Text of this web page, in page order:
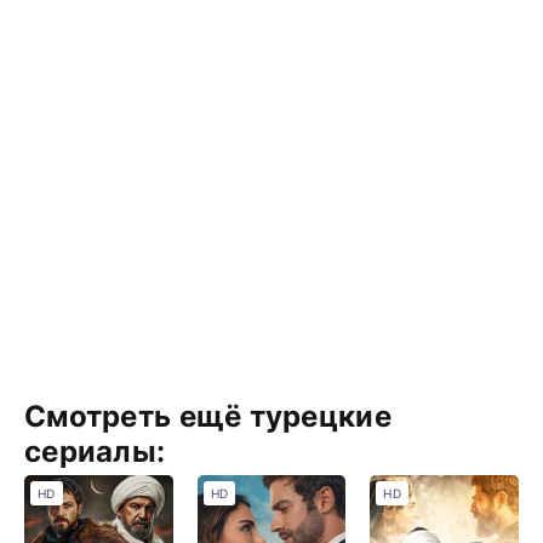
Смотреть ещё турецкие
сериалы:
HD HD HD